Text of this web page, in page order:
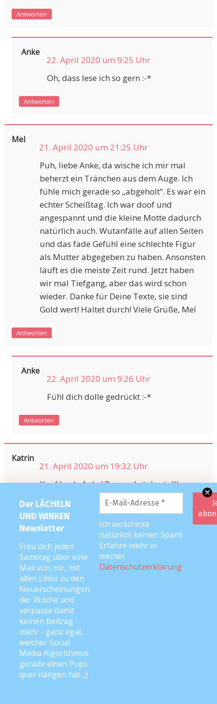
Der LÄCHELN
UND WINKEN
Newsletter
Freu dich jeden
Samstag über eine
Mail von mir, mit
allen Links zu den
Neuerscheinungen
der Woche und
verpasse damit
keinen Beitrag
mehr - ganz egal,
welcher Social
Media Algorithmus
gerade einen Pups
quer hängen hat. ;)
Ich verschicke
natürlich keinen Spam!
Erfahre mehr in
meiner
Datenschutzerklärung.
Antworten
Anke
22. April 2020 um 9:25 Uhr
Oh, dass lese ich so gern :-*
Antworten
Mel
21. April 2020 um 21:25 Uhr
Puh, liebe Anke, da wische ich mir mal
beherzt ein Tränchen aus dem Auge. Ich
fühle mich gerade so „abgeholt“. Es war ein
echter Scheißtag. Ich war doof und
angespannt und die kleine Motte dadurch
natürlich auch. Wutanfälle auf allen Seiten
und das fade Gefühl eine schlechte Figur
als Mutter abgegeben zu haben. Ansonsten
läuft es die meiste Zeit rund. Jetzt haben
wir mal Tiefgang, aber das wird schon
wieder. Danke für Deine Texte, sie sind
Gold wert! Haltet durch! Viele Grüße, Mel
Antworten
Anke
22. April 2020 um 9:26 Uhr
Fühl dich dolle gedrückt :-*
Antworten
Katrin
21. April 2020 um 19:32 Uhr
Kopf hoch, Anke! Du machst das toll!
Tausend Dank für deinen Blog!!!
Antworten
Anke
22. April 2020 um 9:26 Uhr
:-*
Antworten
KATEGORIEN
Anke liest vor